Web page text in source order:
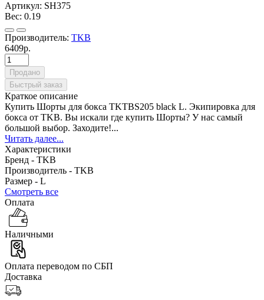
Артикул: SH375
Вес: 0.19
Производитель: TKB
6409р.
Продано
Быстрый заказ
Краткое описание
Купить Шорты для бокса TKTBS205 black L. Экипировка для
бокса от TKB. Вы искали где купить Шорты? У нас самый
большой выбор. Заходите!...
Читать далее...
Характеристики
Бренд - TKB
Производитель - TKB
Размер - L
Смотреть все
Оплата
Наличными
Оплата переводом по СБП
Доставка